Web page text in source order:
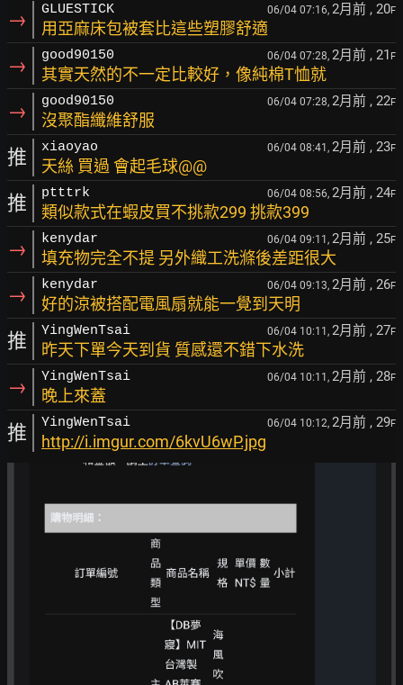
→ GLUESTICK 06/04 07:16, 2月前 , 20F
用亞麻床包被套比這些塑膠舒適
→ good90150 06/04 07:28, 2月前 , 21 F
其實天然的不一定比較好，像純棉T恤就
→ good90150 06/04 07:28, 2月前 , 22F
沒聚酯纖維舒服
推 xiaoyao 06/04 08:41, 2月前 , 23F
天絲 買過 會起毛球@@
推 ptttrk 06/04 08:56, 2月前 , 24F
類似款式在蝦皮買不挑款299 挑款399
→ kenydar 06/04 09:11, 2月前 , 25F
填充物完全不提 另外織工洗滌後差距很大
→ kenydar 06/04 09:13, 2月前 , 26F
好的涼被搭配電風扇就能一覺到天明
推 YingWenTsai 06/04 10:11, 2月前 , 27F
昨天下單今天到貨 質感還不錯下水洗
→ YingWenTsai 06/04 10:11, 2月前 , 28F
晚上來蓋
推 YingWenTsai 06/04 10:12, 2月前 , 29F
http://i.imgur.com/6kvU6wP.jpg